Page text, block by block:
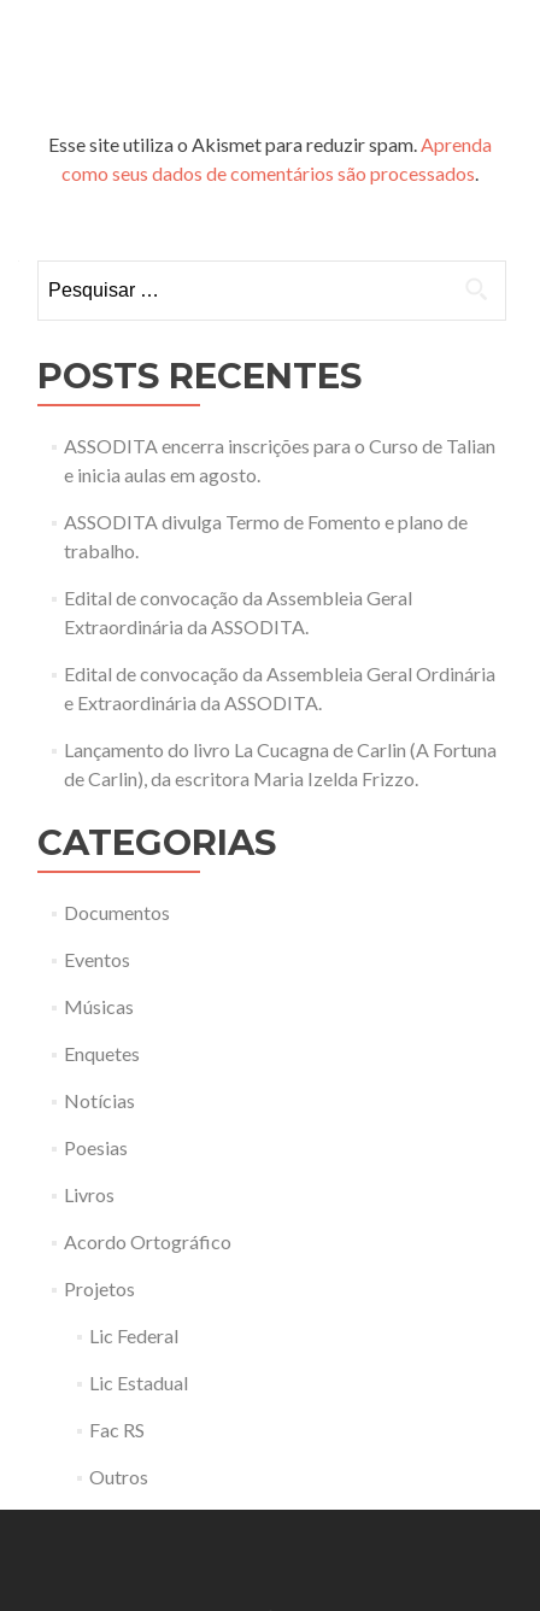
Esse site utiliza o Akismet para reduzir spam.Aprenda
como seus dados de comentários são processados.
por:
POSTS RECENTES
ASSODITA encerra inscrições para o Curso de Talian
e inicia aulas em agosto.
ASSODITA divulga Termo de Fomento e plano de
trabalho.
Edital de convocação da Assembleia Geral
Extraordinária da ASSODITA.
Edital de convocação da Assembleia Geral Ordinária
e Extraordinária da ASSODITA.
Lançamento do livro La Cucagna de Carlin (A Fortuna
de Carlin), da escritora Maria Izelda Frizzo.
CATEGORIAS
Documentos
Eventos
Músicas
Enquetes
Notícias
Poesias
Livros
Acordo Ortográfico
Projetos
Lic Federal
Lic Estadual
Fac RS
Outros